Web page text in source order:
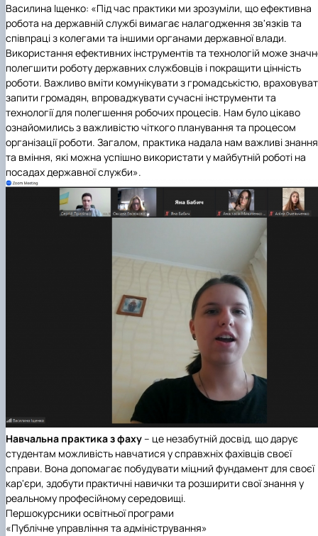
Василина Іщенко: «Під час практики ми зрозуміли, що ефективна
робота на державній службі вимагає налагодження зв'язків та
співпраці з колегами та іншими органами державної влади.
Використання ефективних інструментів та технологій може
полегшити роботу державних службовців і покращити цінність
роботи. Важливо вміти комунікувати з громадськістю,
запити громадян, впроваджувати сучасні інструменти та
технології для полегшення робочих процесів. Нам було цікаво
ознайомились з важливістю чіткого планування та процесом
організації роботи. Загалом, практика надала нам важливі знання
та вміння, які можна успішно використати у майбутній роботі на
посадах державної служби».
Навчальна практика з фаху– це незабутній досвід, що дарує
студентам можливість навчатися у справжніх фахівців своєї
справи. Вона допомагає побудувати міцний фундамент для своєї
кар'єри, здобути практичні навички та розширити свої знання у
реальному професійному середовищі.
Першокурсники освітньої програми
«Публічне управління та адміністрування»